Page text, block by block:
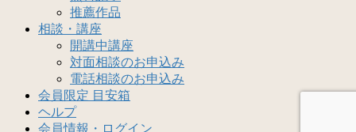
推薦作品
相談・講座
開講中講座
対面相談のお申込み
電話相談のお申込み
会員限定 目安箱
ヘルプ
会員情報・ログイン